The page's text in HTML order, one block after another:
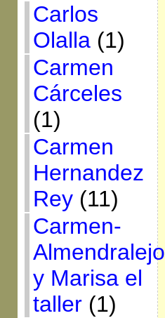
Carlos
Olalla(1)
Carmen
Cárceles
(1)
Carmen
Hernandez
Rey(11)
Carmen-
Almendralejo
y Marisa el
taller(1)